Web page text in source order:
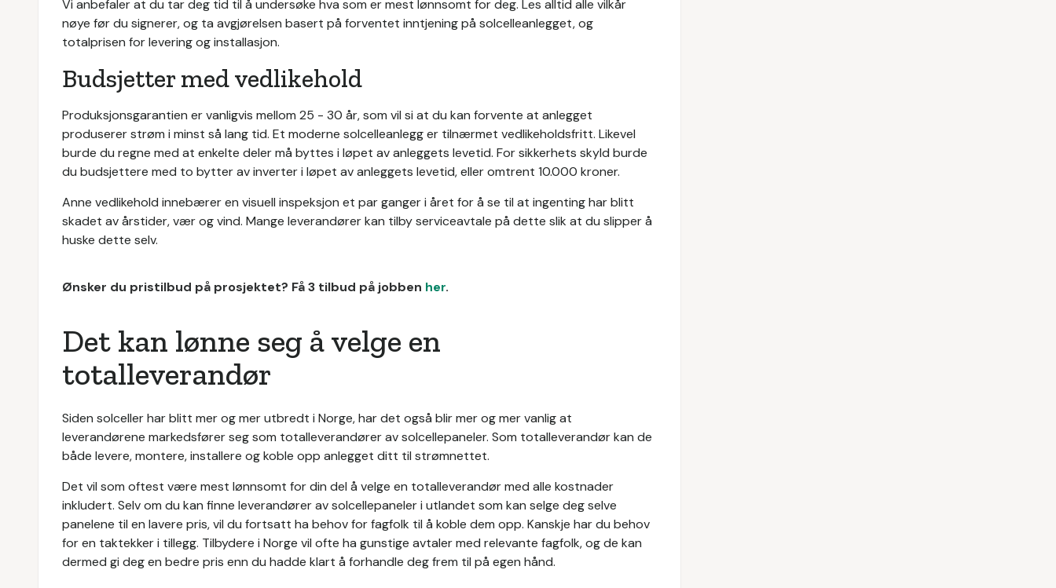
Vi anbefaler at du tar deg tid til å undersøke hva som er mest lønnsomt for deg. Les alltid alle vilkår
nøye før du signerer, og ta avgjørelsen basert på forventet inntjening på solcelleanlegget, og
totalprisen for levering og installasjon.
Budsjetter med vedlikehold
Produksjonsgarantien er vanligvis mellom 25 - 30 år, som vil si at du kan forvente at anlegget
produserer strøm i minst så lang tid. Et moderne solcelleanlegg er tilnærmet vedlikeholdsfritt. Likevel
burde du regne med at enkelte deler må byttes i løpet av anleggets levetid. For sikkerhets skyld burde
du budsjettere med to bytter av inverter i løpet av anleggets levetid, eller omtrent 10.000 kroner.
Anne vedlikehold innebærer en visuell inspeksjon et par ganger i året for å se til at ingenting har blitt
skadet av årstider, vær og vind. Mange leverandører kan tilby serviceavtale på dette slik at du slipper å
huske dette selv.
Ønsker du pristilbud på prosjektet? Få 3 tilbud på jobben her.
Det kan lønne seg å velge en
totalleverandør
Siden solceller har blitt mer og mer utbredt i Norge, har det også blir mer og mer vanlig at
leverandørene markedsfører seg som totalleverandører av solcellepaneler. Som totalleverandør kan de
både levere, montere, installere og koble opp anlegget ditt til strømnettet.
Det vil som oftest være mest lønnsomt for din del å velge en totalleverandør med alle kostnader
inkludert. Selv om du kan finne leverandører av solcellepaneler i utlandet som kan selge deg selve
panelene til en lavere pris, vil du fortsatt ha behov for fagfolk til å koble dem opp. Kanskje har du behov
for en taktekker i tillegg. Tilbydere i Norge vil ofte ha gunstige avtaler med relevante fagfolk, og de kan
dermed gi deg en bedre pris enn du hadde klart å forhandle deg frem til på egen hånd.